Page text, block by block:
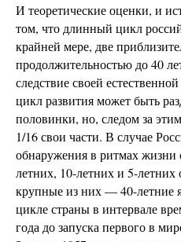
И теоретические оценки, и
том, что длинный цикл
крайней мере, две
продолжительностью до 40
следствие своей
цикл развития может быть
половинки, но, следом за
1/16 свои части. В случае
обнаружения в ритмах жизни
летних, 10-летних и 5-летних
крупные из них — 40-летние
цикле страны в интервале
года до запуска первого в